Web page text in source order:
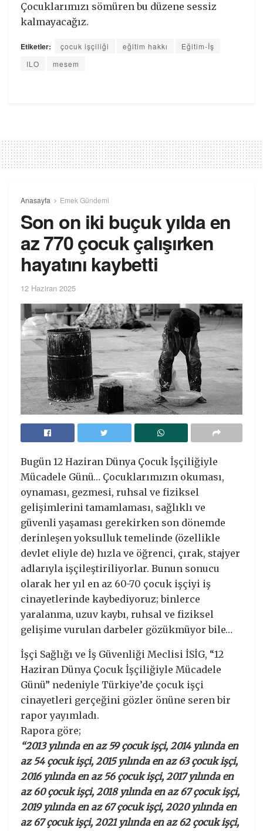
Çocuklarımızı sömüren bu düzene sessiz
kalmayacağız.
Etiketler: çocuk işçiliği eğitim hakkı
Eğitim-İş
ILO
mesem
Anasayfa Emek Gündemi
Son on iki buçuk yılda en
az 770 çocuk çalışırken
hayatını kaybetti
12 Haziran 2025
Bugün 12 Haziran Dünya Çocuk İşçiliğiyle
Mücadele Günü… Çocuklarımızın okuması,
oynaması, gezmesi, ruhsal ve fiziksel
gelişimlerini tamamlaması, sağlıklı ve
güvenli yaşaması gerekirken son dönemde
derinleşen yoksulluk temelinde (özellikle
devlet eliyle de) hızla ve öğrenci, çırak, stajyer
adlarıyla işçileştiriliyorlar. Bunun sonucu
olarak her yıl en az 60-70 çocuk işçiyi iş
cinayetlerinde kaybediyoruz; binlerce
yaralanma, uzuv kaybı, ruhsal ve fiziksel
gelişime vurulan darbeler gözükmüyor bile…
İşçi Sağlığı ve İş Güvenliği Meclisi İSİG, “12
Haziran Dünya Çocuk İşçiliğiyle Mücadele
Günü” nedeniyle Türkiye’de çocuk işçi
cinayetleri gerçeğini gözler önüne seren bir
rapor yayımladı.
Rapora göre;
“2013 yılında en az 59 çocuk işçi, 2014 yılında en
az 54 çocuk işçi, 2015 yılında en az 63 çocuk işçi,
2016 yılında en az 56 çocuk işçi, 2017 yılında en
az 60 çocuk işçi, 2018 yılında en az 67 çocuk işçi,
2019 yılında en az 67 çocuk işçi, 2020 yılında en
az 67 çocuk işçi, 2021 yılında en az 62 çocuk işçi,